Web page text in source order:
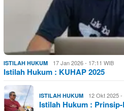
ISTILAH HUKUM 17 Jan 2026 - 17:11 WIB
Istilah Hukum : KUHAP 2025
ISTILAH HUKUM 12 Okt 2025
Istilah Hukum :